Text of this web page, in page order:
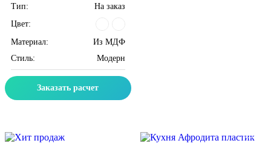
Тип:
На заказ
Цвет:
Материал:
Из МДФ
Стиль:
Модерн
Заказать расчет